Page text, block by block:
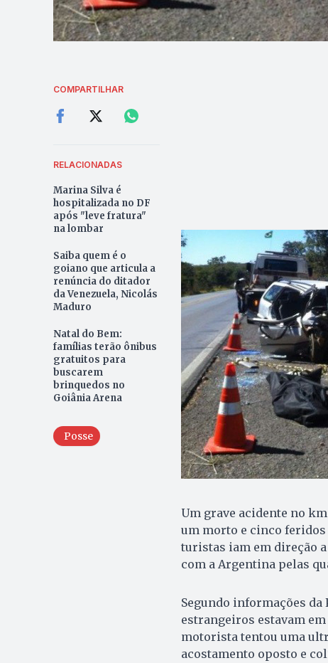
COMPARTILHAR
RELACIONADAS
Marina Silva é
hospitalizada no DF
após "leve fratura"
na lombar
Saiba quem é o
goiano que articula a
renúncia do ditador
da Venezuela, Nicolás
Maduro
Natal do Bem:
famílias terão ônibus
gratuitos para
buscarem
brinquedos no
Goiânia Arena
Posse
Um grave acidente no
um morto e cinco feridos
turistas iam em direção
com a Argentina pelas
Segundo informações da
estrangeiros estavam em
motorista tentou uma
acostamento oposto e